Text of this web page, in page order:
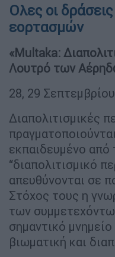
Ολες οι
εορτασμών
«Multaka:
Λουτρό των
28, 29
Διαπολιτισμικές
εκπαιδευμένο από
“διαπολιτισμικό
απευθύνονται σε
Στόχος τους η
των
σημαντικό
βιωματική και